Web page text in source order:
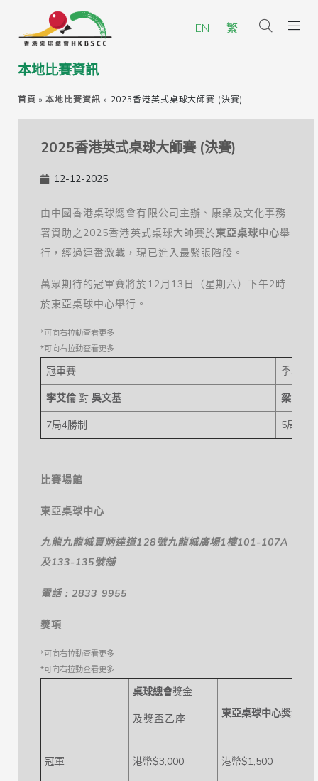
EN 繁
本地比賽資訊
首頁 »本地比賽資訊 » 2025香港英式桌球大師賽 (決賽)
2025香港英式桌球大師賽 (決賽)
12-12-2025
由中國香港桌球總會有限公司主辦、康樂及文化事務
署資助之2025香港英式桌球大師賽於東亞桌球中心舉
行，經過連番激戰，現已進入最緊張階段。
萬眾期待的冠軍賽將於12月13日（星期六）下午2時
於東亞桌球中心舉行。
冠軍賽
季軍賽
李艾倫對 吳文基 梁國銘
7局4勝制
5局3勝
比賽場館
東亞桌球中心
九龍九龍城賈炳達道128號九龍城廣場1樓101-107A
及133-135號舖
電話 : 2833 9955
獎項
桌球總會獎金
及獎盃乙座
東亞桌球中心獎金
冠軍 港幣$3,000 港幣$1,500